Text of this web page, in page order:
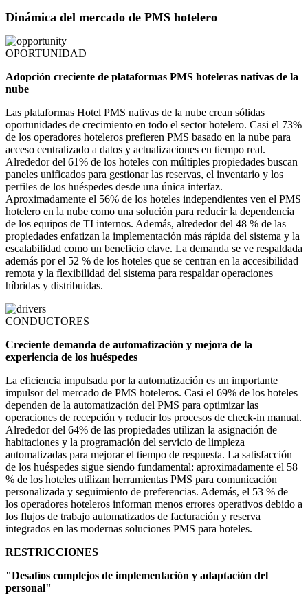
Dinámica del mercado de PMS hotelero
OPORTUNIDAD
Adopción creciente de plataformas PMS hoteleras nativas de la
nube
Las plataformas Hotel PMS nativas de la nube crean sólidas
oportunidades de crecimiento en todo el sector hotelero. Casi el 73%
de los operadores hoteleros prefieren PMS basado en la nube para
acceso centralizado a datos y actualizaciones en tiempo real.
Alrededor del 61% de los hoteles con múltiples propiedades buscan
paneles unificados para gestionar las reservas, el inventario y los
perfiles de los huéspedes desde una única interfaz.
Aproximadamente el 56% de los hoteles independientes ven el PMS
hotelero en la nube como una solución para reducir la dependencia
de los equipos de TI internos. Además, alrededor del 48 % de las
propiedades enfatizan la implementación más rápida del sistema y la
escalabilidad como un beneficio clave. La demanda se ve respaldada
además por el 52 % de los hoteles que se centran en la accesibilidad
remota y la flexibilidad del sistema para respaldar operaciones
híbridas y distribuidas.
CONDUCTORES
Creciente demanda de automatización y mejora de la
experiencia de los huéspedes
La eficiencia impulsada por la automatización es un importante
impulsor del mercado de PMS hoteleros. Casi el 69% de los hoteles
dependen de la automatización del PMS para optimizar las
operaciones de recepción y reducir los procesos de check-in manual.
Alrededor del 64% de las propiedades utilizan la asignación de
habitaciones y la programación del servicio de limpieza
automatizadas para mejorar el tiempo de respuesta. La satisfacción
de los huéspedes sigue siendo fundamental: aproximadamente el 58
% de los hoteles utilizan herramientas PMS para comunicación
personalizada y seguimiento de preferencias. Además, el 53 % de
los operadores hoteleros informan menos errores operativos debido a
los flujos de trabajo automatizados de facturación y reserva
integrados en las modernas soluciones PMS para hoteles.
RESTRICCIONES
"Desafíos complejos de implementación y adaptación del
personal"